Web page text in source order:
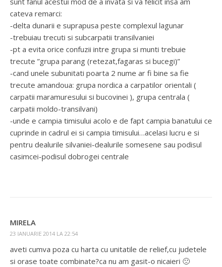
cateva remarci:
-delta dunarii e suprapusa peste complexul lagunar
-trebuiau trecuti si subcarpatii transilvaniei
-pt a evita orice confuzii intre grupa si munti trebuie
trecute ”grupa parang (retezat,fagaras si bucegi)”
-cand unele subunitati poarta 2 nume ar fi bine sa fie
trecute amandoua: grupa nordica a carpatilor orientali (
carpatii maramuresului si bucovinei ), grupa centrala (
carpatii moldo-transilvani)
-unde e campia timisului acolo e de fapt campia banatului ce
cuprinde in cadrul ei si campia timisului…acelasi lucru e si
pentru dealurile silvaniei-dealurile somesene sau podisul
casimcei-podisul dobrogei centrale
MIRELA
23 IANUARIE 2014 LA 22:54
aveti cumva poza cu harta cu unitatile de relief,cu judetele
si orase toate combinate?ca nu am gasit-o nicaieri 🙁